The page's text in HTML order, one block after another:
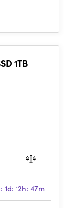
1TB
1d: 12h: 47m